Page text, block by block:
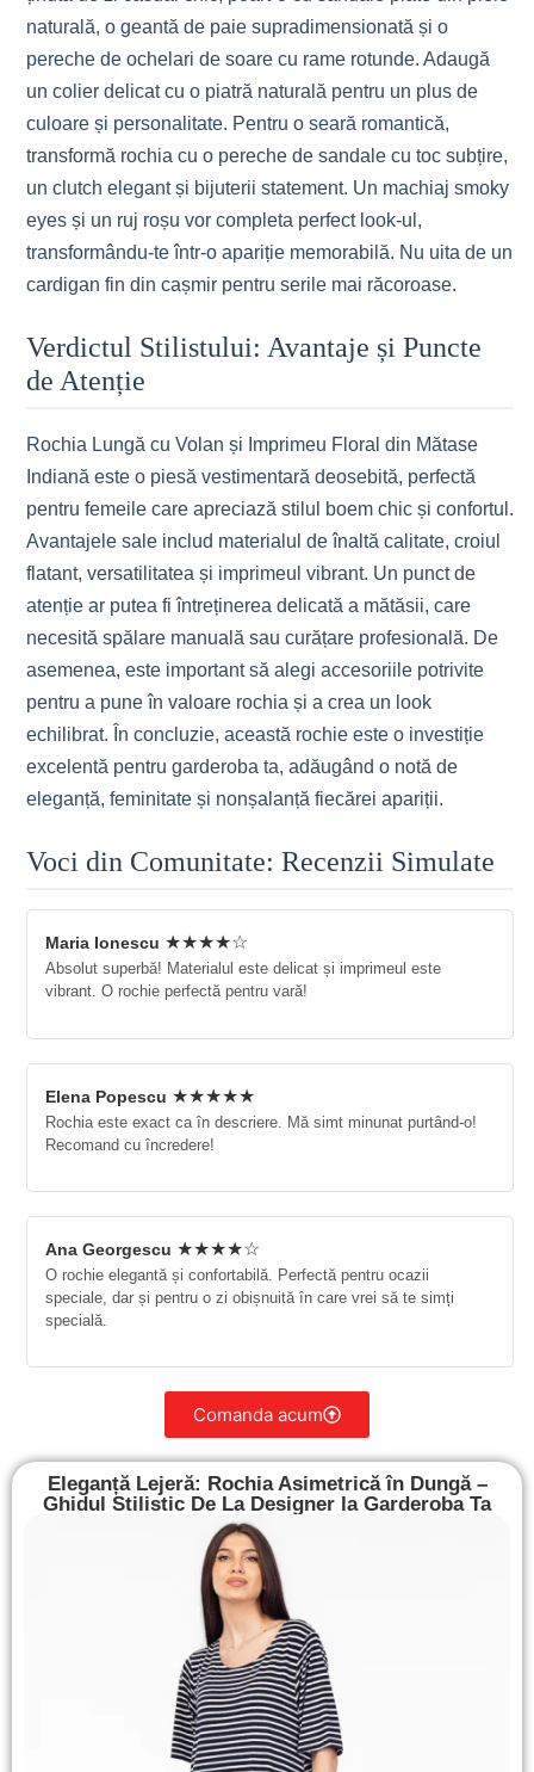
naturală, o geantă de paie supradimensionată și o
pereche de ochelari de soare cu rame rotunde. Adaugă
un colier delicat cu o piatră naturală pentru un plus de
culoare și personalitate. Pentru o seară romantică,
transformă rochia cu o pereche de sandale cu toc subțire,
un clutch elegant și bijuterii statement. Un machiaj smoky
eyes și un ruj roșu vor completa perfect look-ul,
transformându-te într-o apariție memorabilă. Nu uita de un
cardigan fin din cașmir pentru serile mai răcoroase.
Verdictul Stilistului: Avantaje și Puncte
de Atenție
Rochia Lungă cu Volan și Imprimeu Floral din Mătase
Indiană este o piesă vestimentară deosebită, perfectă
pentru femeile care apreciază stilul boem chic și confortul.
Avantajele sale includ materialul de înaltă calitate, croiul
flatant, versatilitatea și imprimeul vibrant. Un punct de
atenție ar putea fi întreținerea delicată a mătăsii, care
necesită spălare manuală sau curățare profesională. De
asemenea, este important să alegi accesoriile potrivite
pentru a pune în valoare rochia și a crea un look
echilibrat. În concluzie, această rochie este o investiție
excelentă pentru garderoba ta, adăugând o notă de
eleganță, feminitate și nonșalanță fiecărei apariții.
Voci din Comunitate: Recenzii Simulate
Maria Ionescu ★★★★☆
Absolut superbă! Materialul este delicat și imprimeul este
vibrant. O rochie perfectă pentru vară!
Elena Popescu ★★★★★
Rochia este exact ca în descriere. Mă simt minunat purtând-o!
Recomand cu încredere!
Ana Georgescu ★★★★☆
O rochie elegantă și confortabilă. Perfectă pentru ocazii
speciale, dar și pentru o zi obișnuită în care vrei să te simți
specială.
Comanda acum
Eleganță Lejeră: Rochia Asimetrică în Dungă –
Ghidul Stilistic De La Designer la Garderoba Ta